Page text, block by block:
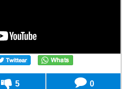
5 0